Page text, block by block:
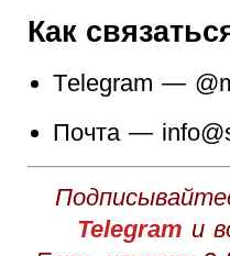
Как
Тelegram —
Почта —
Telegram и